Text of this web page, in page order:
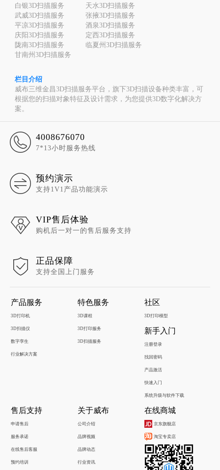
白银3D扫描服务
天水3D扫描服务
武威3D扫描服务
张掖3D扫描服务
平凉3D扫描服务
酒泉3D扫描服务
庆阳3D扫描服务
定西3D扫描服务
陇南3D扫描服务
临夏州3D扫描服务
甘南州3D扫描服务
栏目介绍
威布三维金昌3D扫描服务平台，旗下3D扫描设备种类丰富，可
根据您的扫描对象特征及设计需求，为您提供3D数字化解决方
案。
4008676070
7*13小时服务热线
预约演示
支持1V1产品功能演示
VIP售后体验
购机后一对一的售后服务支持
正品保障
支持全国上门服务
产品服务
3D打印机
3D扫描仪
数字孪生
行业解决方案
特色服务
3D课程
3D打印服务
3D扫描服务
社区
3D打印模型
新手入门
注册登录
找回密码
产品激活
快速入门
系统升级与软件下载
售后支持
申请售后
服务承诺
在线售后客服
预约培训
关于威布
公司介绍
品牌视频
品牌动态
行业资讯
在线商城
京东旗舰店
淘宝专卖店